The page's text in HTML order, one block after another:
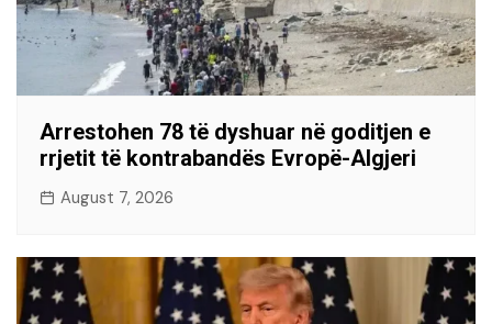
Arrestohen 78 të dyshuar në goditjen e
rrjetit të kontrabandës Evropë-Algjeri
August 7, 2026